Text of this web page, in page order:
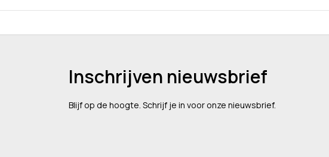
Inschrijven nieuwsbrief
Blijf op de hoogte. Schrijf je in voor onze nieuwsbrief.